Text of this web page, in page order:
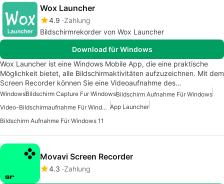
Wox Launcher
4.9 Zahlung
Bildschirmrekorder von Wox Launcher
Download für Windows
Wox Launcher ist eine Windows Mobile App, die eine praktische
Möglichkeit bietet, alle Bildschirmaktivitäten aufzuzeichnen. Mit dem
Screen Recorder können Sie eine Videoaufnahme des…
WindowsBildschirm Capture Fur WindowsBildschirm Aufnahme Für Windows
Video-Bildschirmaufnahme Für Windows App Launcher
Bildschirm Aufnahme Für Windows 11
Movavi Screen Recorder
4.3 Zahlung